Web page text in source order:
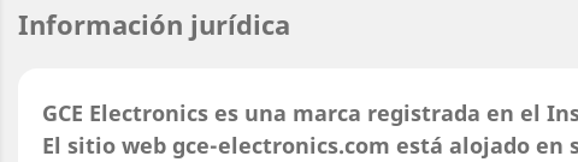
Información jurídica
GCE Electronics es una marca registrada en el
El sitio web gce-electronics.com está alojado en